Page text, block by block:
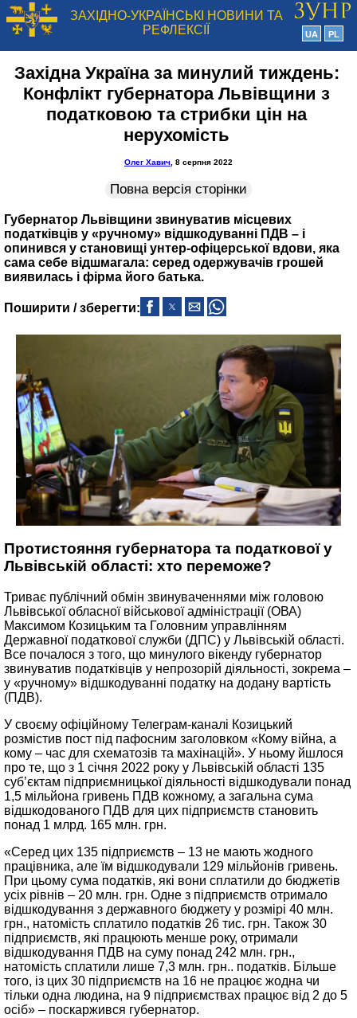
ЗАХІДНО-УКРАЇНСЬКІ НОВИНИ ТА
РЕФЛЕКСІЇ
UA PL
Західна Україна за минулий тиждень:
Конфлікт губернатора Львівщини з
податковою та стрибки цін на
нерухомість
Олег Хавич , 8 серпня 2022
Повна версія сторінки
Губернатор Львівщини звинуватив місцевих
податківців у «ручному» відшкодуванні ПДВ – і
опинився у становищі унтер-офіцерської вдови, яка
сама себе відшмагала: серед одержувачів грошей
виявилась і фірма його батька.
Поширити / зберегти:
Протистояння губернатора та податкової у
Львівській області: хто переможе?
Триває публічний обмін звинуваченнями між головою
Львівської обласної військової адміністрації (ОВА)
Максимом Козицьким та Головним управлінням
Державної податкової служби (ДПС) у Львівській області.
Все почалося з того, що минулого вікенду губернатор
звинуватив податківців у непрозорій діяльності, зокрема –
у «ручному» відшкодуванні податку на додану вартість
(ПДВ).
У своєму офіційному Телеграм-каналі Козицький
розмістив пост під пафосним заголовком «Кому війна, а
кому – час для схематозів та махінацій». У ньому йшлося
про те, що з 1 січня 2022 року у Львівській області 135
суб’єктам підприємницької діяльності відшкодували понад
1,5 мільйона гривень ПДВ кожному, а загальна сума
відшкодованого ПДВ для цих підприємств становить
понад 1 млрд. 165 млн. грн.
«Серед цих 135 підприємств – 13 не мають жодного
працівника, але їм відшкодували 129 мільйонів гривень.
При цьому сума податків, які вони сплатили до бюджетів
усіх рівнів – 20 млн. грн. Одне з підприємств отримало
відшкодування з державного бюджету у розмірі 40 млн.
грн., натомість сплатило податків 26 тис. грн. Також 30
підприємств, які працюють менше року, отримали
відшкодування ПДВ на суму понад 242 млн. грн.,
натомість сплатили лише 7,3 млн. грн.. податків. Більше
того, із цих 30 підприємств на 16 не працює жодна чи
тільки одна людина, на 9 підприємствах працює від 2 до 5
осіб» – поскаржився губернатор.